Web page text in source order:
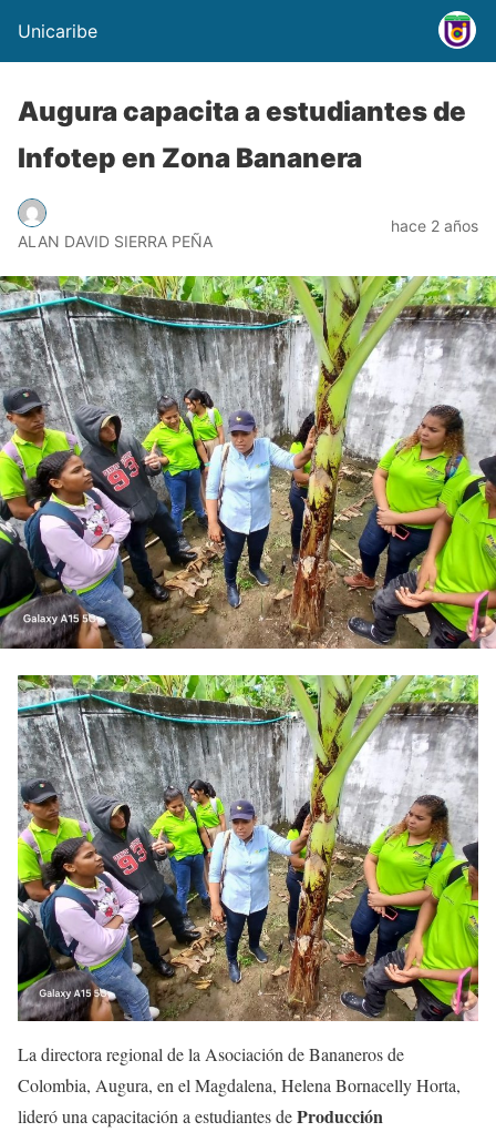
Unicaribe
Augura capacita a estudiantes de
Infotep en Zona Bananera
ALAN DAVID SIERRA PEÑA
hace 2 años
La directora regional de la Asociación de Bananeros de
Colombia, Augura, en el Magdalena, Helena Bornacelly Horta,
lideró una capacitación a estudiantes deProducción